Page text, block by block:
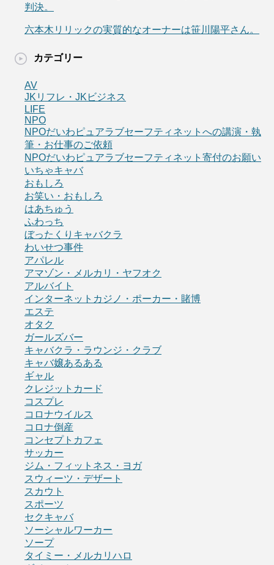
判決。
六本木リリックの実質的なオーナーは笹川陽平さん。
カテゴリー
AV
JKリフレ・JKビジネス
LIFE
NPO
NPOだいわピュアラブセーフティネットへの講演・執
筆・お仕事のご依頼
NPOだいわピュアラブセーフティネット寄付のお願い
いちゃキャバ
おもしろ
お笑い・おもしろ
はあちゅう
ふわっち
ぼったくりキャバクラ
わいせつ事件
アパレル
アマゾン・メルカリ・ヤフオク
アルバイト
インターネットカジノ・ポーカー・賭博
エステ
オタク
ガールズバー
キャバクラ・ラウンジ・クラブ
キャバ嬢あるある
ギャル
クレジットカード
コスプレ
コロナウイルス
コロナ倒産
コンセプトカフェ
サッカー
ジム・フィットネス・ヨガ
スウィーツ・デザート
スカウト
スポーツ
セクキャバ
ソーシャルワーカー
ソープ
タイミー・メルカリハロ